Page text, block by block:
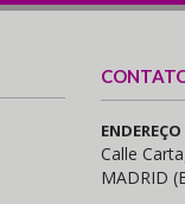
ENDEREÇO
Calle
MADRID